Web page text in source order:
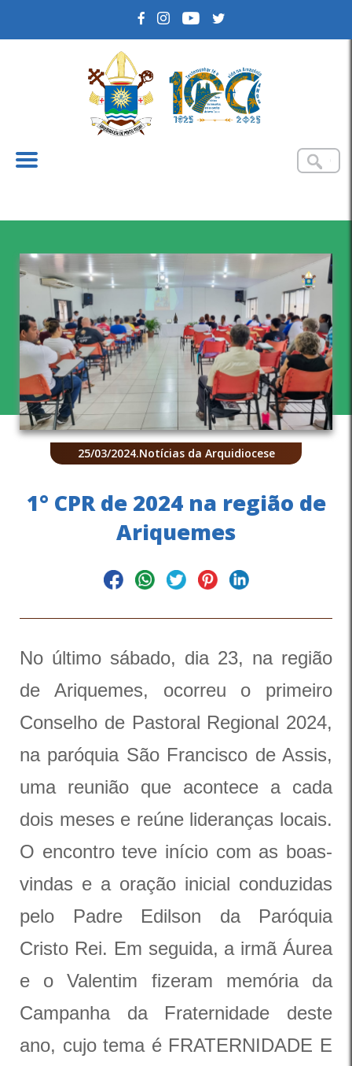
25/03/2024.Notícias da Arquidiocese
1° CPR de 2024 na região de
Ariquemes
No último sábado, dia 23, na região
de Ariquemes, ocorreu o primeiro
Conselho de Pastoral Regional 2024,
na paróquia São Francisco de Assis,
uma reunião que acontece a cada
dois meses e reúne lideranças locais.
O encontro teve início com as boas-
vindas e a oração inicial conduzidas
pelo Padre Edilson da Paróquia
Cristo Rei. Em seguida, a irmã Áurea
e o Valentim fizeram memória da
Campanha da Fraternidade deste
ano, cujo tema é FRATERNIDADE E